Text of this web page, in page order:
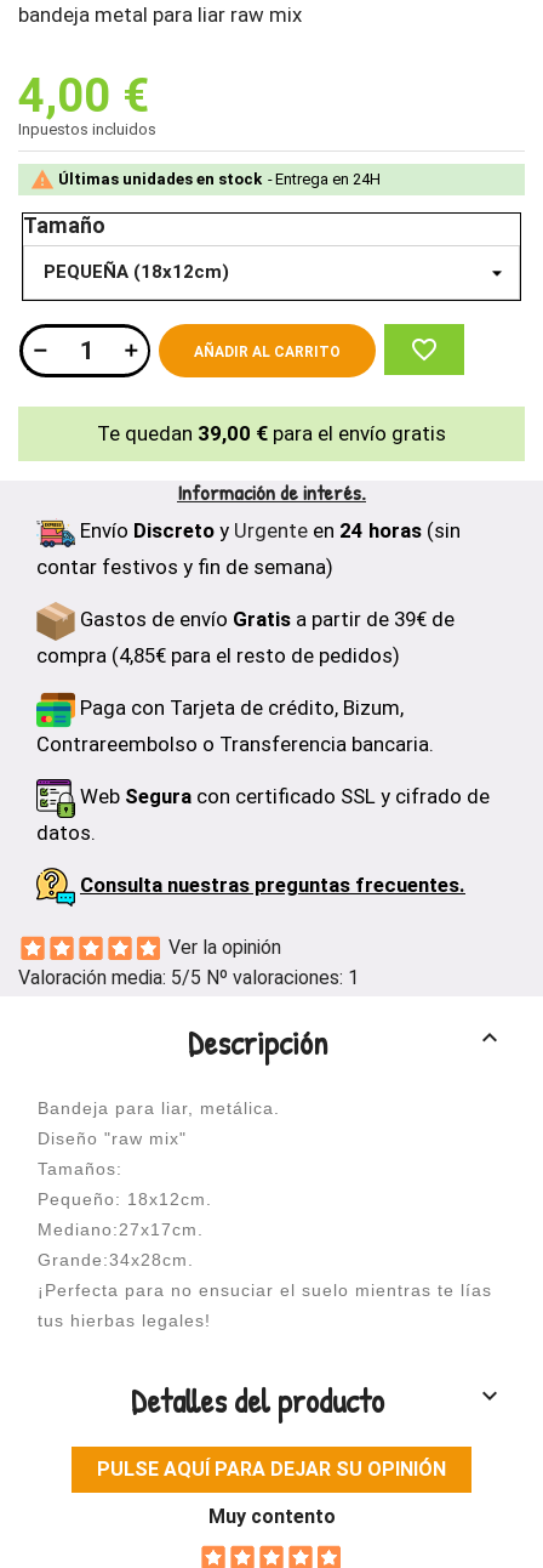
bandeja metal para liar raw mix
4,00 €
Inpuestos incluidos
 Últimas unidades en stock Entrega en 24H
Tamaño
AÑADIR AL CARRITO favorite_border
Te quedan 39,00 € para el envío gratis
Información de interés.
Envío Discreto y Urgente en 24 horas (sin
contar festivos y fin de semana)
Gastos de envío Gratis a partir de 39€ de
compra (4,85€ para el resto de pedidos)
Paga con Tarjeta de crédito, Bizum,
Contrareembolso o Transferencia bancaria.
Web Segura con certificado SSL y cifrado de
datos.
Consulta nuestras preguntas frecuentes.
Ver la opinión
Valoración media: 5/5 Nº valoraciones: 1
Descripción keyboard_arrow_up
Bandeja para liar, metálica.
Diseño "raw mix"
Tamaños:
Pequeño: 18x12cm.
Mediano:27x17cm.
Grande:34x28cm.
¡Perfecta para no ensuciar el suelo mientras te lías
tus hierbas legales!
Detalles del producto keyboard_arrow_down
PULSE AQUÍ PARA DEJAR SU OPINIÓN
Muy contento